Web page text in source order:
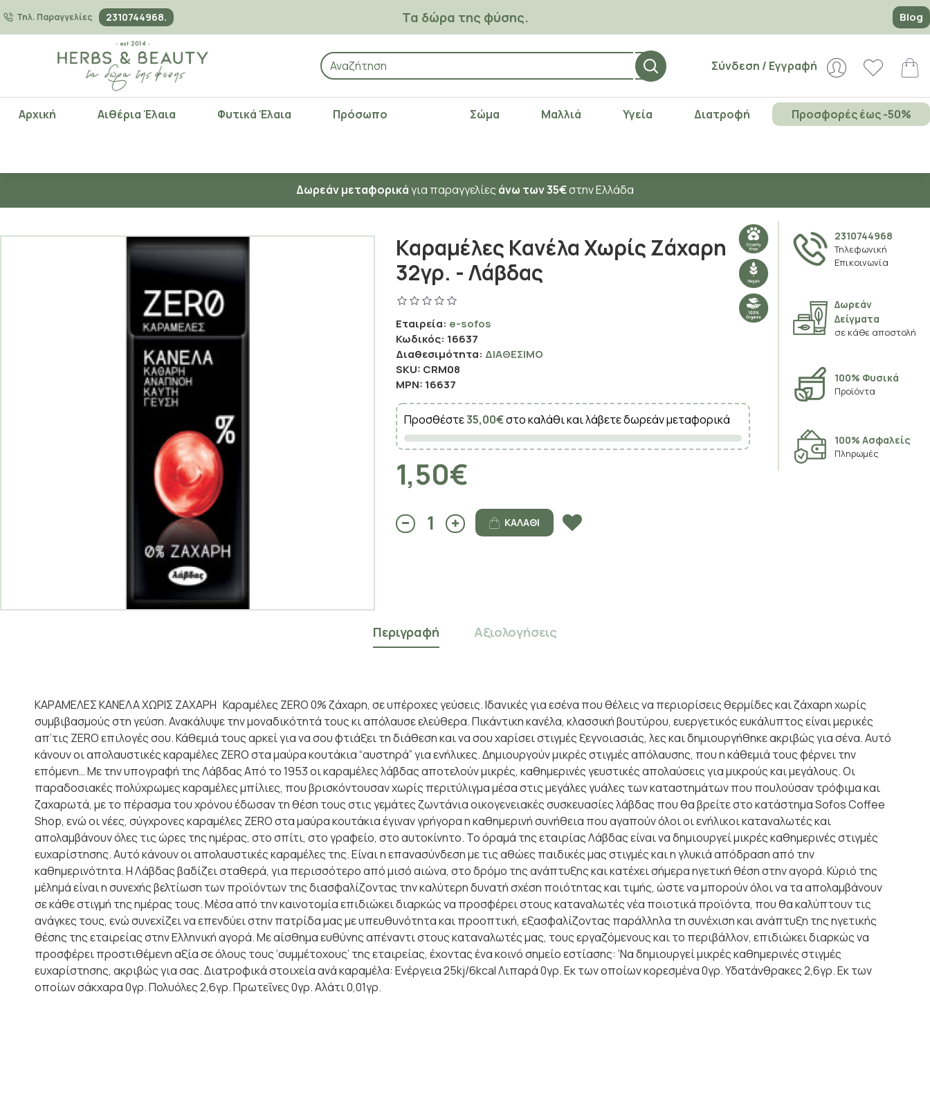
Τηλ. Παραγγελίες 2310744968. Τα δώρα της φύσης. Blog
Σύνδεση / Εγγραφή
Αρχική Αιθέρια Έλαια Φυτικά Έλαια Πρόσωπο Σώμα Μαλλιά Υγεία Διατροφή Προσφορές έως -50%
Δωρεάν μεταφορικάγια παραγγελίες άνω των 35€στην Ελλάδα
Καραμέλες Κανέλα Χωρίς Ζάχαρη
32γρ. - Λάβδας
Εταιρεία: e-sofos
Κωδικός: 16637
Διαθεσιμότητα: ΔΙΑΘΈΣΙΜΟ
SKU: CRM08
MPN: 16637
Προσθέστε35,00€στο καλάθι και λάβετε δωρεάν μεταφορικά
1,50€
ΚΑΛΆΘΙ
2310744968
Τηλεφωνική
Επικοινωνία
Δωρεάν
Δείγματα
σε κάθε αποστολή
100% Φυσικά
Προϊόντα
100% Ασφαλείς
Πληρωμές
Περιγραφή Αξιολογήσεις
ΚΑΡΑΜΕΛΕΣ ΚΑΝΕΛΑ ΧΩΡΙΣ ΖΑΧΑΡΗ Καραμέλες ZERO 0% ζάχαρη, σε υπέροχες γεύσεις. Ιδανικές για εσένα που θέλεις να περιορίσεις θερμίδες και ζάχαρη χωρίς
συμβιβασμούς στη γεύση. Ανακάλυψε την μοναδικότητά τους κι απόλαυσε ελεύθερα. Πικάντικη κανέλα, κλασσική βουτύρου, ευεργετικός ευκάλυπτος είναι μερικές
απ’τις ZERO επιλογές σου. Κάθεμιά τους αρκεί για να σου φτιάξει τη διάθεση και να σου χαρίσει στιγμές ξεγνοιασιάς, λες και δημιουργήθηκε ακριβώς για σένα. Αυτό
κάνουν οι απολαυστικές καραμέλες ZERO στα μαύρα κουτάκια “αυστηρά” για ενήλικες. Δημιουργούν μικρές στιγμές απόλαυσης, που η κάθεμιά τους φέρνει την
επόμενη… Με την υπογραφή της Λάβδας Από το 1953 οι καραμέλες λάβδας αποτελούν μικρές, καθημερινές γευστικές απολαύσεις για μικρούς και μεγάλους. Οι
παραδοσιακές πολύχρωμες καραμέλες μπίλιες, που βρισκόντουσαν χωρίς περιτύλιγμα μέσα στις μεγάλες γυάλες των καταστημάτων που πουλούσαν τρόφιμα και
ζαχαρωτά, με το πέρασμα του χρόνου έδωσαν τη θέση τους στις γεμάτες ζωντάνια οικογενειακές συσκευασίες λάβδας που θα βρείτε στο κατάστημα Sofos Coffee
Shop, ενώ οι νέες, σύγχρονες καραμέλες ZERO στα μαύρα κουτάκια έγιναν γρήγορα η καθημερινή συνήθεια που αγαπούν όλοι οι ενήλικοι καταναλωτές και
απολαμβάνουν όλες τις ώρες της ημέρας, στο σπίτι, στο γραφείο, στο αυτοκίνητο. Το όραμά της εταιρίας Λάβδας είναι να δημιουργεί μικρές καθημερινές στιγμές
ευχαρίστησης. Αυτό κάνουν οι απολαυστικές καραμέλες της. Είναι η επανασύνδεση με τις αθώες παιδικές μας στιγμές και η γλυκιά απόδραση από την
καθημερινότητα. Η Λάβδας βαδίζει σταθερά, για περισσότερο από μισό αιώνα, στο δρόμο της ανάπτυξης και κατέχει σήμερα ηγετική θέση στην αγορά. Κύριό της
μέλημά είναι η συνεχής βελτίωση των προϊόντων της διασφαλίζοντας την καλύτερη δυνατή σχέση ποιότητας και τιμής, ώστε να μπορούν όλοι να τα απολαμβάνουν
σε κάθε στιγμή της ημέρας τους. Μέσα από την καινοτομία επιδιώκει διαρκώς να προσφέρει στους καταναλωτές νέα ποιοτικά προϊόντα, που θα καλύπτουν τις
ανάγκες τους, ενώ συνεχίζει να επενδύει στην πατρίδα μας με υπευθυνότητα και προοπτική, εξασφαλίζοντας παράλληλα τη συνέχιση και ανάπτυξη της ηγετικής
θέσης της εταιρείας στην Ελληνική αγορά. Με αίσθημα ευθύνης απέναντι στους καταναλωτές μας, τους εργαζόμενους και το περιβάλλον, επιδιώκει διαρκώς να
προσφέρει προστιθέμενη αξία σε όλους τους ‘συμμέτοχους’ της εταιρείας, έχοντας ένα κοινό σημείο εστίασης: ‘Να δημιουργεί μικρές καθημερινές στιγμές
ευχαρίστησης, ακριβώς για σας. Διατροφικά στοιχεία ανά καραμέλα: Ενέργεια 25kj/6kcal Λιπαρά 0γρ. Εκ των οποίων κορεσμένα 0γρ. Υδατάνθρακες 2,6γρ. Εκ των
οποίων σάκχαρα 0γρ. Πολυόλες 2,6γρ. Πρωτεΐνες 0γρ. Αλάτι 0,01γρ.